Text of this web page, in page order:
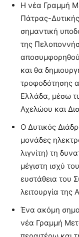
Η νέα Γραμμή
Πάτρας-Δυτικής
σημαντική
της
και θα
τροφοδότησης
Ελλάδα, μέσω
Αχελώου και
Ο Δυτικός
μονάδες
λιγνίτη) τη
μέγιστη ισχύ
ευστάθεια του
λειτουργία της
Ένα ακόμη
νέα Γραμμή